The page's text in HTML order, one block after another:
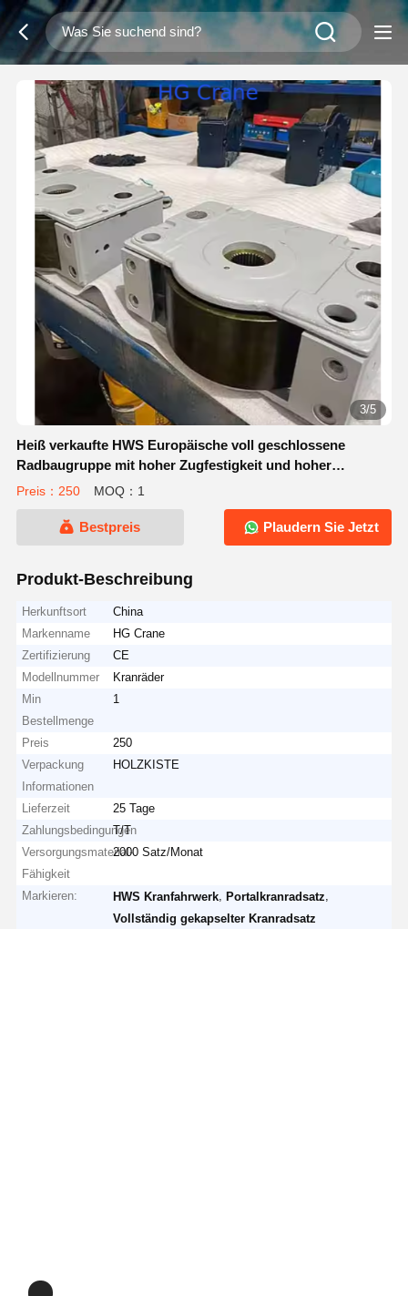
3/5
Heiß verkaufte HWS Europäische voll geschlossene
Radbaugruppe mit hoher Zugfestigkeit und hoher
Tragfähigkeit für Portalkran-Fahrradblöcke
Preis：250 MOQ：1
Bestpreis Plaudern Sie Jetzt
Produkt-Beschreibung
Herkunftsort
China
Markenname
HG Crane
Zertifizierung
CE
Modellnummer
Kranräder
Min
Bestellmenge
1
Preis
250
Verpackung
Informationen
HOLZKISTE
Lieferzeit
25 Tage
Zahlungsbedingungen
T/T
Versorgungsmaterial-
Fähigkeit
2000 Satz/Monat
Markieren: HWS Kranfahrwerk ,Portalkranradsatz
Vollständig gekapselter Kranradsatz